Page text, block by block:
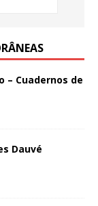
– Cuadernos de
Dauvé